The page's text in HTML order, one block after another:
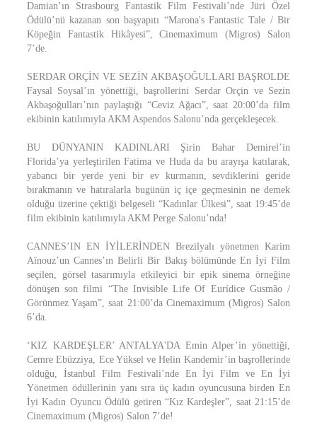
Damian’ın Strasbourg Fantastik Film Festivali’nde Jüri Özel
Ödülü’nü kazanan son başyapıtı “Marona's Fantastic Tale / Bir
Köpeğin Fantastik Hikâyesi”, Cinemaximum (Migros) Salon
7’de.
SERDAR ORÇİN VE SEZİN AKBAŞOĞULLARI BAŞROLDE
Faysal Soysal’ın yönettiği, başrollerini Serdar Orçin ve Sezin
Akbaşoğulları’nın paylaştığı “Ceviz Ağacı”, saat 20:00’da film
ekibinin katılımıyla AKM Aspendos Salonu’nda gerçekleşecek.
BU DÜNYANIN KADINLARI Şirin Bahar Demirel’in
Florida’ya yerleştirilen Fatima ve Huda da bu arayışa katılarak,
yabancı bir yerde yeni bir ev kurmanın, sevdiklerini geride
bırakmanın ve hatıralarla bugünün iç içe geçmesinin ne demek
olduğu üzerine çektiği belgeseli “Kadınlar Ülkesi”, saat 19:45’de
film ekibinin katılımıyla AKM Perge Salonu’nda!
CANNES’IN EN İYİLERİNDEN Brezilyalı yönetmen Karim
Aïnouz’un Cannes’ın Belirli Bir Bakış bölümünde En İyi Film
seçilen, görsel tasarımıyla etkileyici bir epik sinema örneğine
dönüşen son filmi “The Invisible Life Of Eurídice Gusmão /
Görünmez Yaşam”, saat 21:00’da Cinemaximum (Migros) Salon
6’da.
‘KIZ KARDEŞLER’ ANTALYA'DA Emin Alper’in yönettiği,
Cemre Ebüzziya, Ece Yüksel ve Helin Kandemir’in başrollerinde
olduğu, İstanbul Film Festivali’nde En İyi Film ve En İyi
Yönetmen ödüllerinin yanı sıra üç kadın oyuncusuna birden En
İyi Kadın Oyuncu Ödülü getiren “Kız Kardeşler”, saat 21:15’de
Cinemaximum (Migros) Salon 7’de!